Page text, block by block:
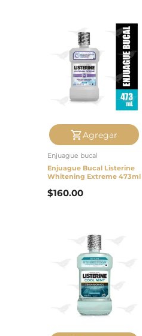
Agregar
Enjuague bucal
Enjuague Bucal Listerine
Whitening Extreme 473ml
$160.00